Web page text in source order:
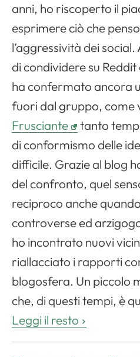
anni, ho riscoperto il
esprimere ciò che
l’aggressività dei
di condividere su
ha confermato ancora
fuori dal gruppo, come
Frusciante
tanto
di conformismo delle
difficile. Grazie al blog
del confronto, quel
reciproco anche
controverse ed
ho incontrato nuovi
riallacciato i rapporti
blogosfera. Un piccolo
che, di questi tempi, è
Leggi il resto